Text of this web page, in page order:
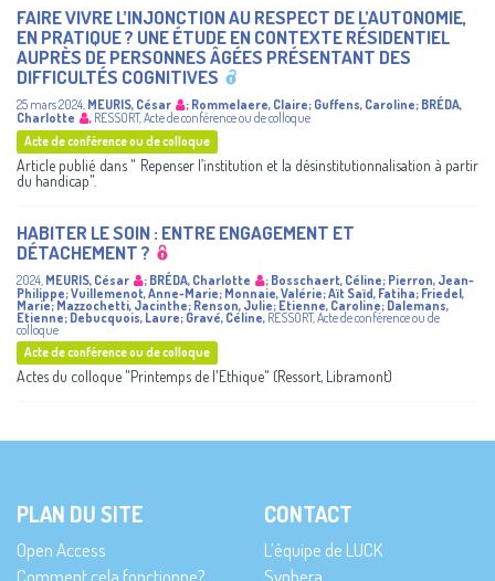
FAIRE VIVRE L’INJONCTION AU RESPECT DE L’AUTONOMIE,
EN PRATIQUE ? UNE ÉTUDE EN CONTEXTE RÉSIDENTIEL
AUPRÈS DE PERSONNES ÂGÉES PRÉSENTANT DES
DIFFICULTÉS COGNITIVES
25 mars 2024, MEURIS, César ; Rommelaere, Claire; Guffens, Caroline; BRÉDA,
Charlotte
, RESSORT,Acte de conférence ou de colloque
Acte de conférence ou de colloque
Article publié dans " Repenser l’institution et la désinstitutionnalisation à partir
du handicap".
HABITER LE SOIN : ENTRE ENGAGEMENT ET
DÉTACHEMENT ?
2024, MEURIS, César ; BRÉDA, Charlotte ; Bosschaert, Céline; Pierron, Jean-
Philippe;Vuillemenot, Anne-Marie; Monnaie, Valérie;Aït Saïd, Fatiha; Friedel,
Marie; Mazzochetti, Jacinthe; Renson, Julie; Etienne, Caroline; Dalemans,
Etienne; Debucquois, Laure; Gravé, Céline, RESSORT,Acte de conférence ou de
colloque
Acte de conférence ou de colloque
Actes du colloque "Printemps de l'Ethique" (Ressort, Libramont)
PLAN DU SITE
Open Access
CONTACT
L’équipe de LUCK